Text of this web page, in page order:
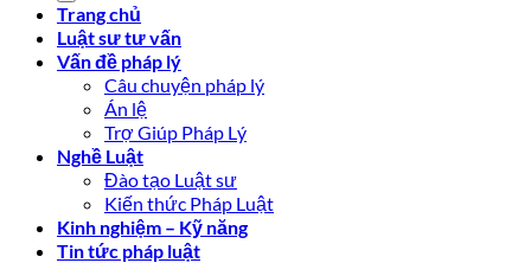
Trang chủ
Luật sư tư vấn
Vấn đề pháp lý
Câu chuyện pháp lý
Án lệ
Trợ Giúp Pháp Lý
Nghề Luật
Đào tạo Luật sư
Kiến thức Pháp Luật
Kinh nghiệm – Kỹ năng
Tin tức pháp luật